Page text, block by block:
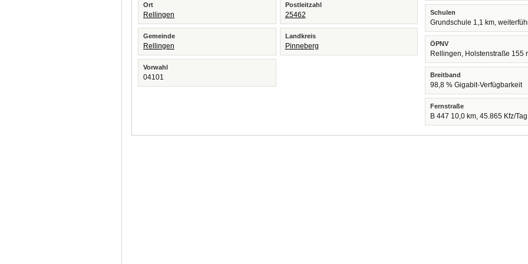
Ort
Rellingen
Postleitzahl
25462
Gemeinde
Rellingen
Landkreis
Pinneberg
Vorwahl
04101
Schulen
Grundschule 1,1 km,
ÖPNV
Rellingen, Holstenstraße 155
Breitband
98,8 % Gigabit-Verfügbarkeit
Fernstraße
B 447 10,0 km, 45.865 Kfz/Tag